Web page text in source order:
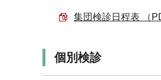
集団検診日程表 （
個別検診